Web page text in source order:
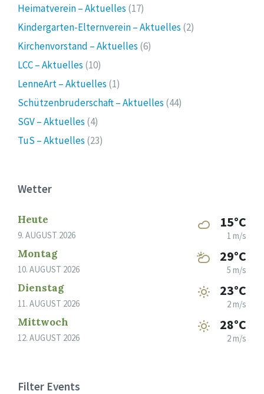
Heimatverein – Aktuelles (17)
Kindergarten-Elternverein – Aktuelles (2)
Kirchenvorstand – Aktuelles (6)
LCC – Aktuelles (10)
LenneArt – Aktuelles (1)
Schützenbruderschaft – Aktuelles (44)
SGV – Aktuelles (4)
TuS – Aktuelles (23)
Wetter
Heute
9. AUGUST 2026
15°C
1 m/s
Montag
10. AUGUST 2026
29°C
5 m/s
Dienstag
11. AUGUST 2026
23°C
2 m/s
Mittwoch
12. AUGUST 2026
28°C
2 m/s
Filter Events